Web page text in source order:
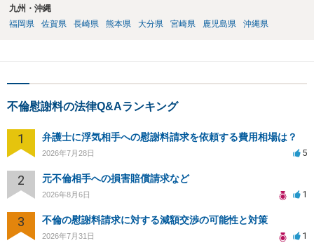
九州・沖縄
福岡県
佐賀県 長崎県 熊本県 大分県 宮崎県 鹿児島県 沖縄県
不倫慰謝料の法律Q&Aランキング
1 弁護士に浮気相手への慰謝料請求を依頼する費用相場は？
2026年7月28日 5
2 元不倫相手への損害賠償請求など
2026年8月6日 1
3 不倫の慰謝料請求に対する減額交渉の可能性と対策
2026年7月31日 1